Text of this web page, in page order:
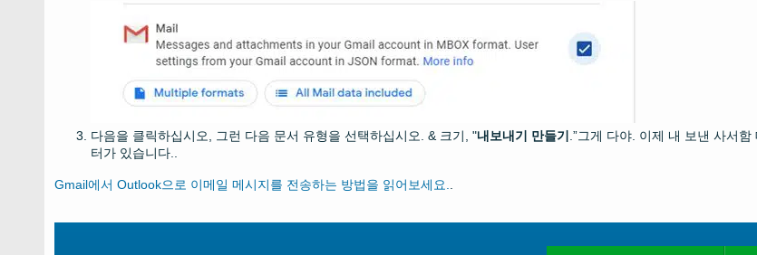
다음을 클릭하십시오, 그런 다음 문서 유형을 선택하십시오. & 크기, "내보내기 만들기
.”그게 다야. 이제 내 보낸 사서함
터가 있습니다..
Gmail에서 Outlook으로 이메일 메시지를 전송하는 방법을 읽어보세요.